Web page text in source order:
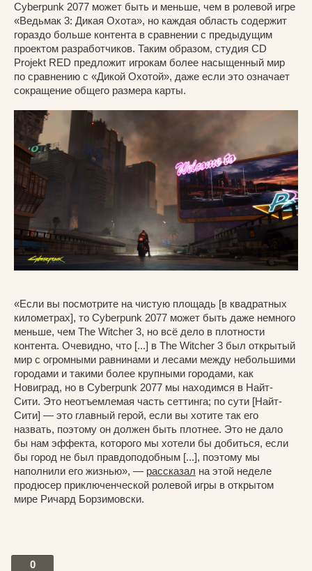
Cyberpunk 2077 может быть и меньше, чем в ролевой игре
«Ведьмак 3: Дикая Охота», но каждая область содержит
гораздо больше контента в сравнении с предыдущим
проектом разработчиков. Таким образом, студия CD
Projekt RED предложит игрокам более насыщенный мир
по сравнению с «Дикой Охотой», даже если это означает
сокращение общего размера карты.
«Если вы посмотрите на чистую площадь [в квадратных
километрах], то Cyberpunk 2077 может быть даже немного
меньше, чем The Witcher 3, но всё дело в плотности
контента. Очевидно, что [...] в The Witcher 3 был открытый
мир с огромными равнинами и лесами между небольшими
городами и такими более крупными городами, как
Новиград, но в Cyberpunk 2077 мы находимся в Найт-
Сити. Это неотъемлемая часть сеттинга; по сути [Найт-
Сити] — это главный герой, если вы хотите так его
назвать, поэтому он должен быть плотнее. Это не дало
бы нам эффекта, которого мы хотели бы добиться, если
бы город не был правдоподобным [...], поэтому мы
наполнили его жизнью», — рассказал на этой неделе
продюсер приключенческой ролевой игры в открытом
мире Ричард Борзимовски.
0